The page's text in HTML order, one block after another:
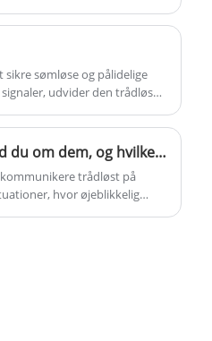
MIMO (Multiple Input,
for at opnå
sømløse og pålidelige
udvider den trådløse
Alle ved om trådløse walkie-talkies, men hvor meget ved du om dem, og hvilke vigtige værdier har trådløse walkie-talkies!
trådløst på
hvor øjeblikkelig